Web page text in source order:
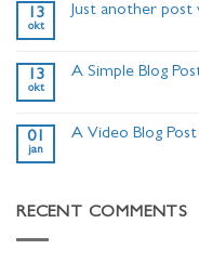
Welcome
13
okt
Just another
Just
A
13
okt
A Simple Blog
A
01
jan
A Video Blog Post
Video
RECENT COMMENTS